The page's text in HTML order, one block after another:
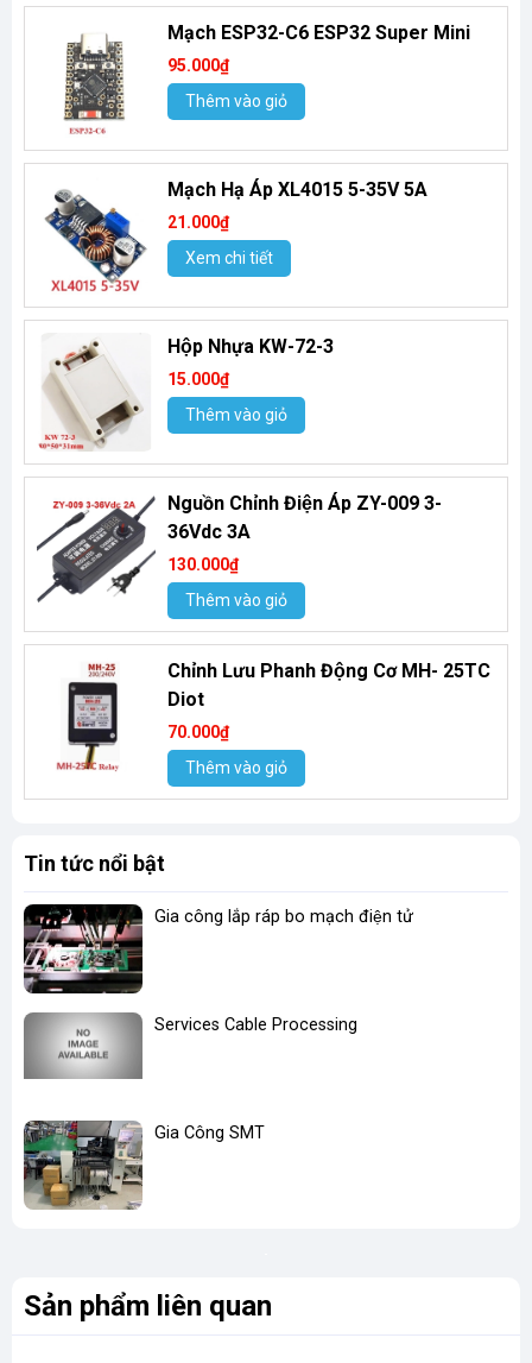
Mạch ESP32-C6 ESP32 Super Mini
95.000₫
Thêm vào giỏ
Mạch Hạ Áp XL4015 5-35V 5A
21.000₫
Xem chi tiết
Hộp Nhựa KW-72-3
15.000₫
Thêm vào giỏ
Nguồn Chỉnh Điện Áp ZY-009 3-
36Vdc 3A
130.000₫
Thêm vào giỏ
Chỉnh Lưu Phanh Động Cơ MH- 25TC
Diot
70.000₫
Thêm vào giỏ
Tin tức nổi bật
Gia công lắp ráp bo mạch điện tử
Services Cable Processing
Gia Công SMT
Sản phẩm liên quan